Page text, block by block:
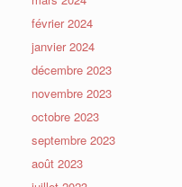
février 2024
janvier 2024
décembre 2023
novembre 2023
octobre 2023
septembre 2023
août 2023